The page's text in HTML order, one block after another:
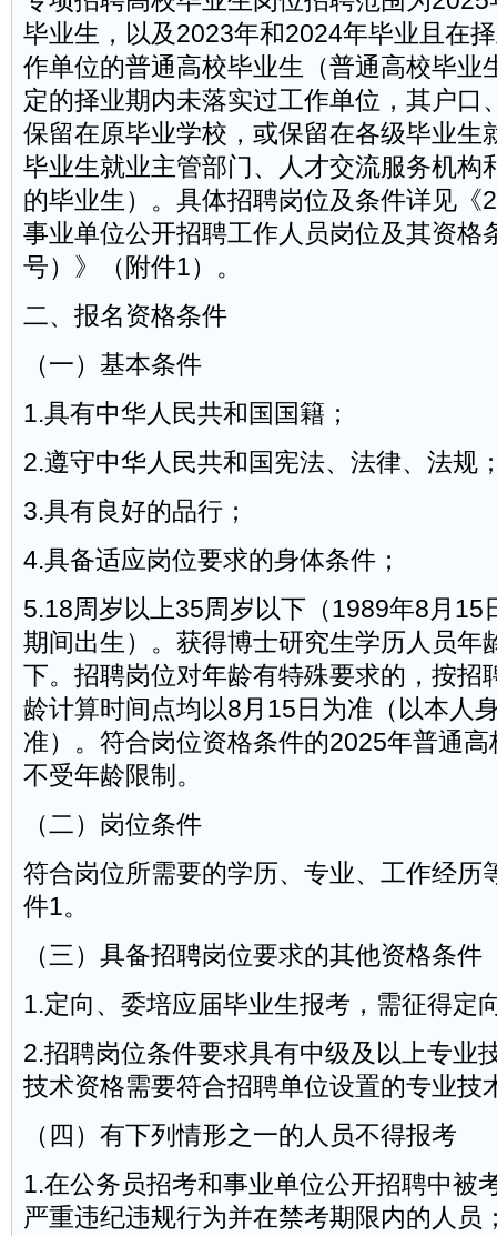
毕业生，以及2023年和2024年毕业且在
作单位的普通高校毕业生（普通高校毕业
定的择业期内未落实过工作单位，其户口
保留在原毕业学校，或保留在各级毕业生
毕业生就业主管部门、人才交流服务机构
的毕业生）。具体招聘岗位及条件详见《
事业单位公开招聘工作人员岗位及其资格
号）》（附件1）。
二、报名资格条件
（一）基本条件
1.具有中华人民共和国国籍；
2.遵守中华人民共和国宪法、法律、法规
3.具有良好的品行；
4.具备适应岗位要求的身体条件；
5.18周岁以上35周岁以下（1989年8月15
期间出生）。获得博士研究生学历人员年
下。招聘岗位对年龄有特殊要求的，按招
龄计算时间点均以8月15日为准（以本人
准）。符合岗位资格条件的2025年普通
不受年龄限制。
（二）岗位条件
符合岗位所需要的学历、专业、工作经历
件1。
（三）具备招聘岗位要求的其他资格条件
1.定向、委培应届毕业生报考，需征得定
2.招聘岗位条件要求具有中级及以上专业
技术资格需要符合招聘单位设置的专业技
（四）有下列情形之一的人员不得报考
1.在公务员招考和事业单位公开招聘中被
严重违纪违规行为并在禁考期限内的人员